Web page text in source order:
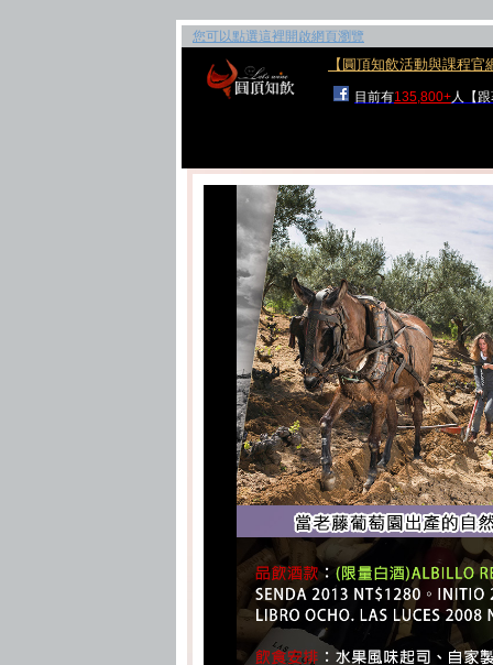
您可以點選這裡開啟網頁瀏覽
【圓頂知飲活動與課程官
目前有135,800+人【